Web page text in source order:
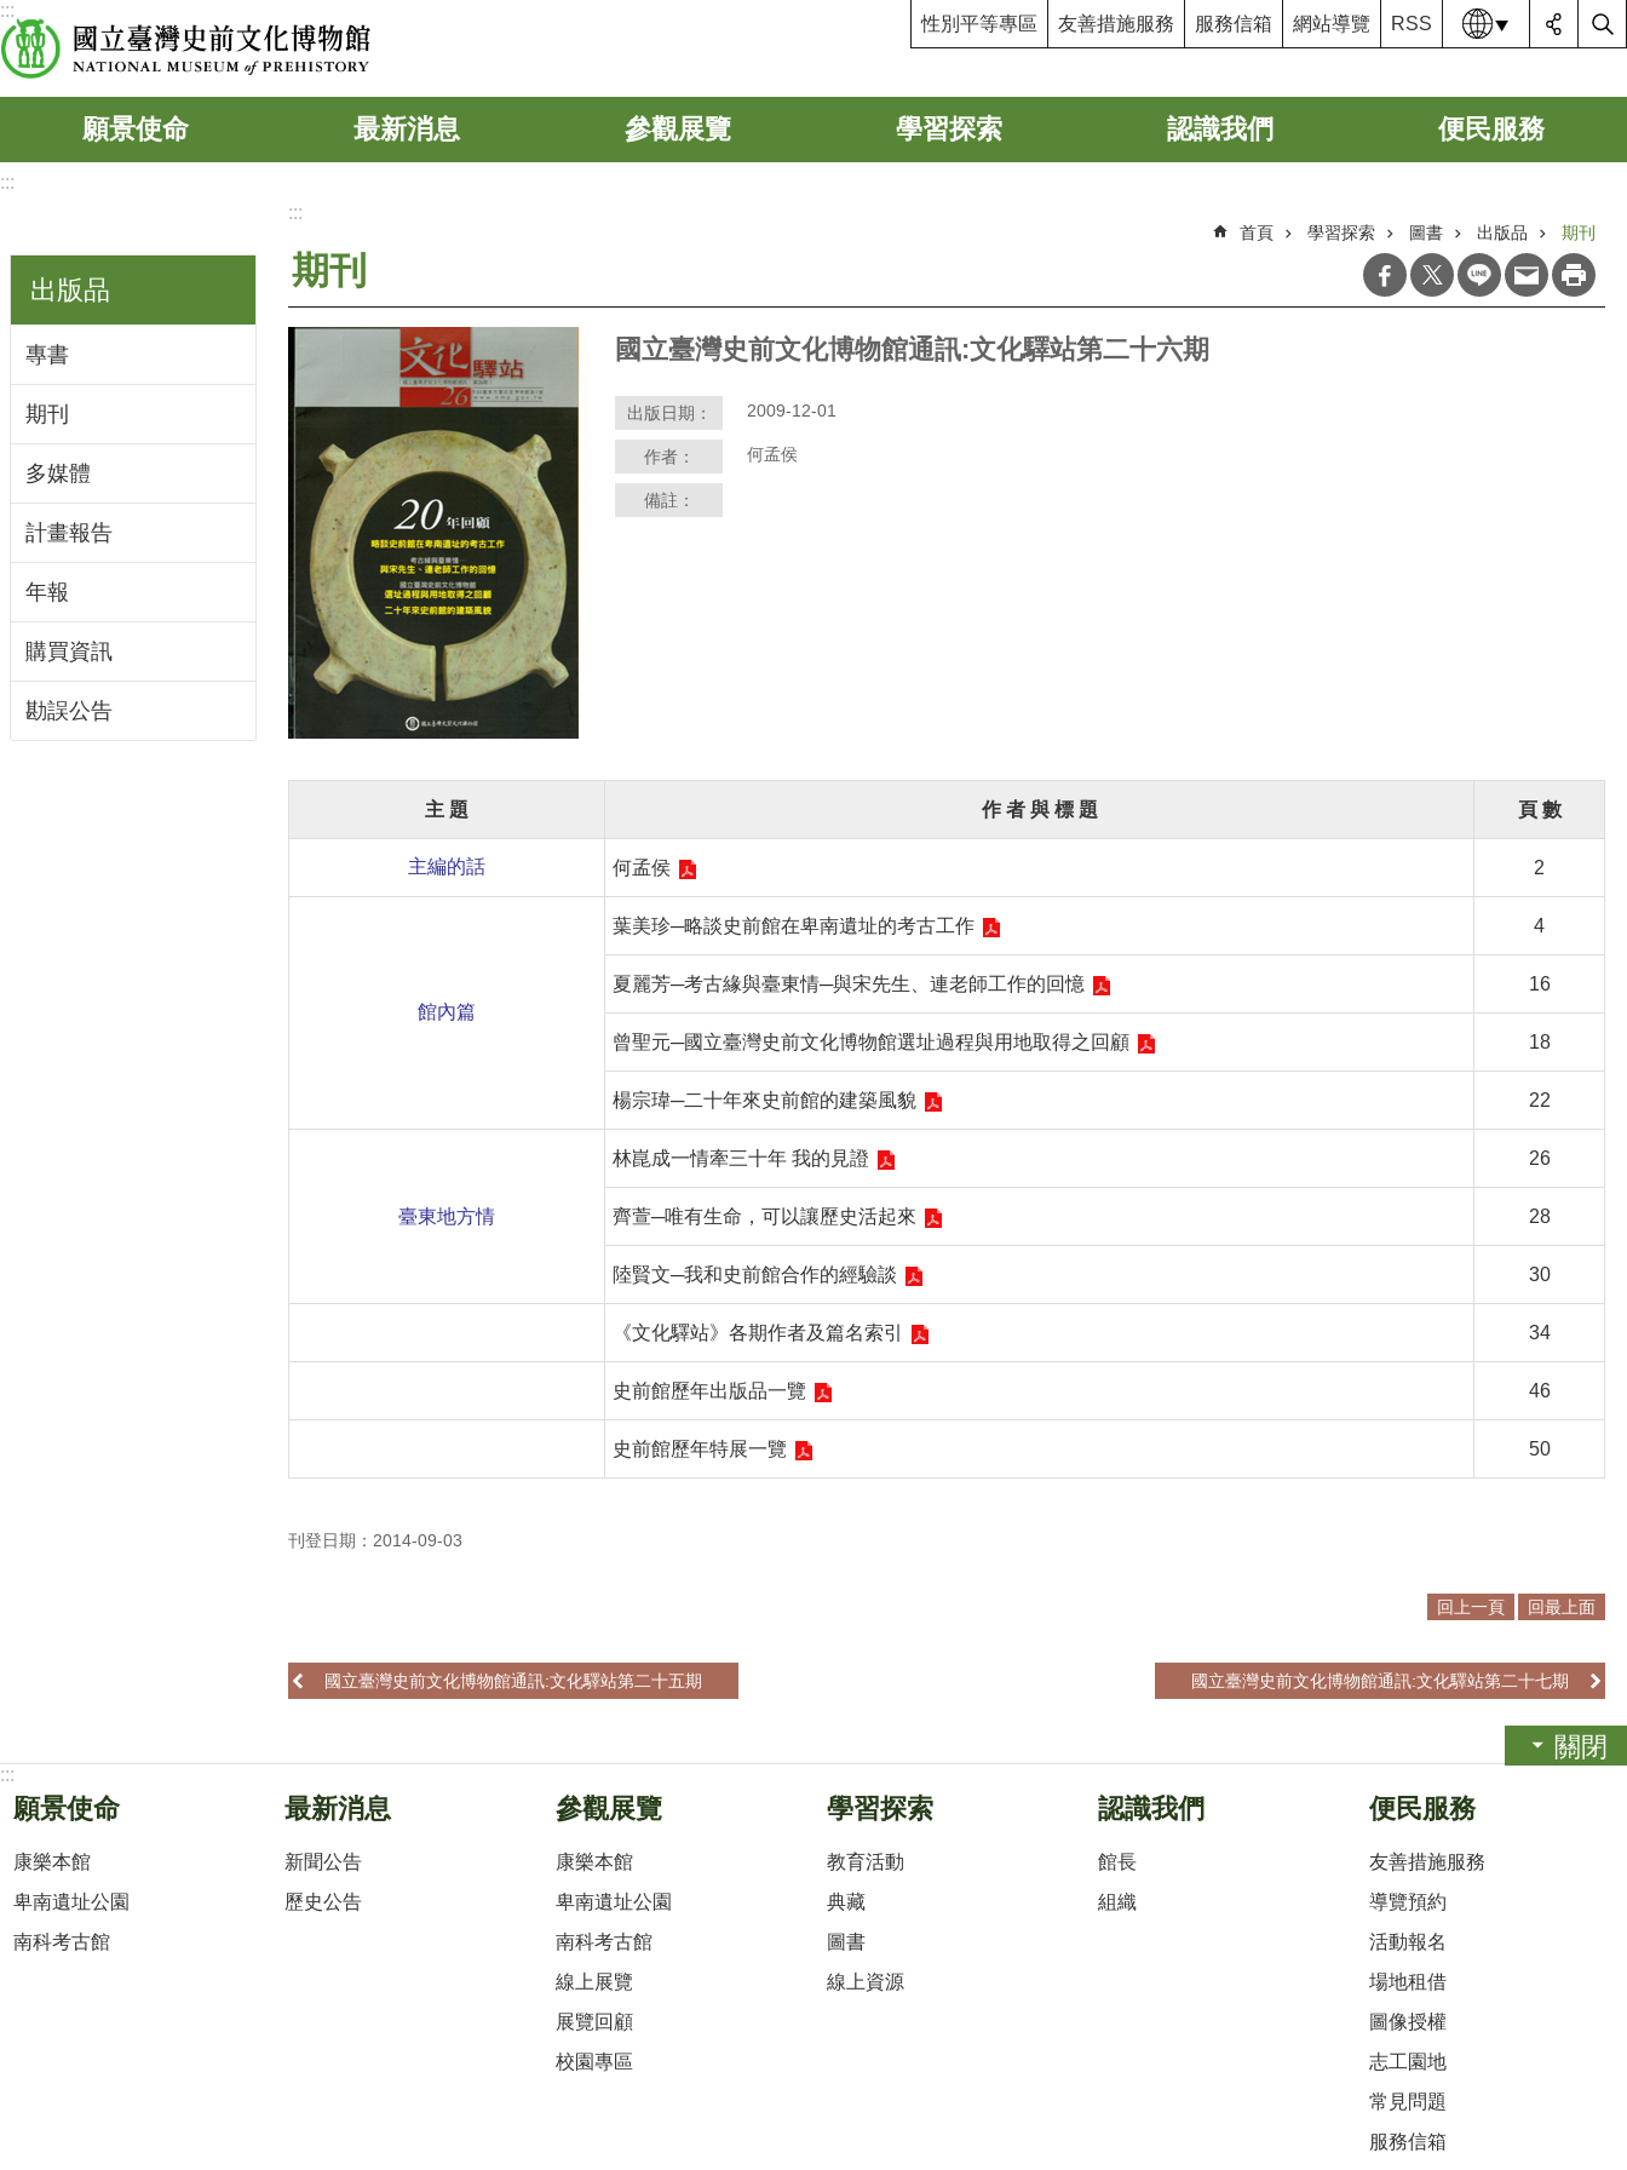
跳到主要內容區塊
:::
性別平等專區 友善措施服務 服務信箱 網站導覽 RSS 語系
願景使命 最新消息 參觀展覽 學習探索 認識我們 便民服務
:::
出版品
專書
期刊
多媒體
計畫報告
年報
購買資訊
勘誤公告
:::
首頁 學習探索 圖書 出版品 期刊
期刊
國立臺灣史前文化博物館通訊:文化驛站第二十六期
出版日期： 2009-12-01
作者： 何孟侯
備註：
主 題 作 者 與 標 題 頁 數
主編的話 何孟侯 2
館內篇
葉美珍─略談史前館在卑南遺址的考古工作 4
夏麗芳─考古緣與臺東情─與宋先生、連老師工作的回憶 16
曾聖元─國立臺灣史前文化博物館選址過程與用地取得之回顧 18
楊宗瑋─二十年來史前館的建築風貌 22
臺東地方情
林崑成一情牽三十年 我的見證 26
齊萱─唯有生命，可以讓歷史活起來 28
陸賢文─我和史前館合作的經驗談 30
《文化驛站》各期作者及篇名索引 34
史前館歷年出版品一覽 46
史前館歷年特展一覽 50
刊登日期：2014-09-03
回上一頁 回最上面
國立臺灣史前文化博物館通訊:文化驛站第二十五期 國立臺灣史前文化博物館通訊:文化驛站第二十七期
關閉
:::
願景使命
康樂本館
卑南遺址公園
南科考古館
最新消息
新聞公告
歷史公告
參觀展覽
康樂本館
卑南遺址公園
南科考古館
線上展覽
展覽回顧
校園專區
學習探索
教育活動
典藏
圖書
線上資源
認識我們
館長
組織
便民服務
友善措施服務
導覽預約
活動報名
場地租借
圖像授權
志工園地
常見問題
服務信箱